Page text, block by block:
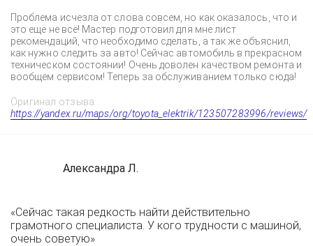
Проблема исчезла от слова совсем, но как оказалось, что и
это ещё не всё! Мастер подготовил для мне лист
рекомендаций, что необходимо сделать, а так же объяснил,
как нужно следить за авто! Сейчас автомобиль в прекрасном
техническом состоянии! Очень доволен качеством ремонта и
вообщем сервисом! Теперь за обслуживанием только сюда!
Оригинал отзыва:
https://yandex.ru/maps/org/toyota_elektrik/123507283996/reviews/
Александра Л.
«Сейчас такая редкость найти действительно
грамотного специалиста. У кого трудности с машиной,
очень советую»